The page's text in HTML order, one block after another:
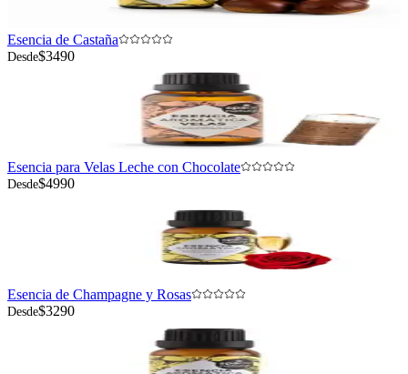
Esencia de Castaña
Desde$3490
Esencia para Velas Leche con Chocolate
Desde$4990
Esencia de Champagne y Rosas
Desde$3290